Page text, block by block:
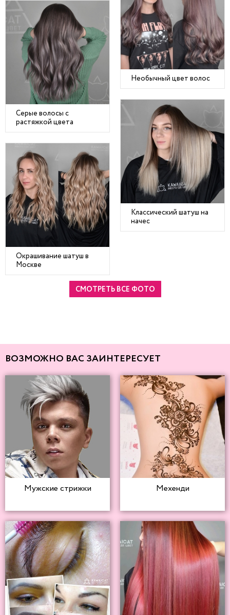
Необычный цвет волос
Серые волосы с
растяжкой цвета
Классический шатуш на
начес
Окрашивание шатуш в
Москве
СМОТРЕТЬ ВСЕ ФОТО
ВОЗМОЖНО ВАС ЗАИНТЕРЕСУЕТ
Мужские стрижки Мехенди